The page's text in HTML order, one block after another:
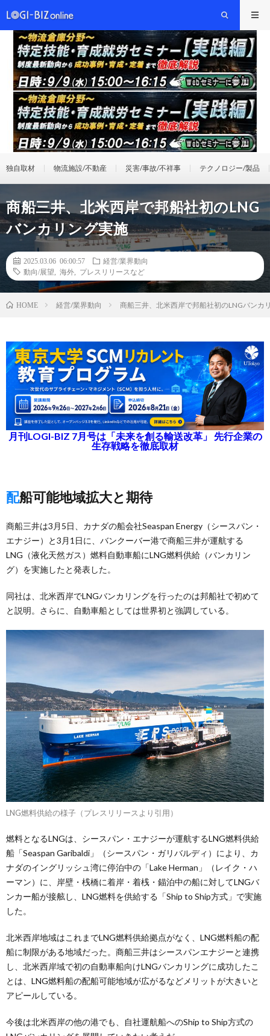
独自取材 物流施設/不動産 災害/事故/不祥事 テクノロジー/製品
商船三井、北米西岸で邦船社初のLNG
バンカリング実施
2025.03.06 06:00:57
経営/業界動向
動向/展望
海外 プレスリリースなど
HOME 経営/業界動向 商船三井、北米西岸で邦船社初のLNGバンカ
月刊LOGI-BIZ 7月号は「未来を創る輸送改革」 先行企業の
生存戦略を徹底取材
配船可能地域拡大と期待
商船三井は3月5日、カナダの船会社Seaspan Energy（シースパン・
エナジー）と3月1日に、バンクーバー港で商船三井が運航する
LNG（液化天然ガス）燃料自動車船にLNG燃料供給（バンカリン
グ）を実施したと発表した。
同社は、北米西岸でLNGバンカリングを行ったのは邦船社で初めて
と説明。さらに、自動車船としては世界初と強調している。
LNG燃料供給の様子（プレスリリースより引用）
燃料となるLNGは、シースパン・エナジーが運航するLNG燃料供給
船「Seaspan Garibaldi」（シースパン・ガリバルディ）により、カ
ナダのイングリッシュ湾に停泊中の「Lake Herman」（レイク・ハ
ーマン）に、岸壁・桟橋に着岸・着桟・錨泊中の船に対してLNGバ
ンカー船が接舷し、LNG燃料を供給する「Ship to Ship方式」で実施
した。
北米西岸地域はこれまでLNG燃料供給拠点がなく、LNG燃料船の配
船に制限がある地域だった。商船三井はシースパンエナジーと連携
し、北米西岸域で初の自動車船向けLNGバンカリングに成功したこ
とは、LNG燃料船の配船可能地域が広がるなどメリットが大きいと
アピールしている。
今後は北米西岸の他の港でも、自社運航船へのShip to Ship方式の